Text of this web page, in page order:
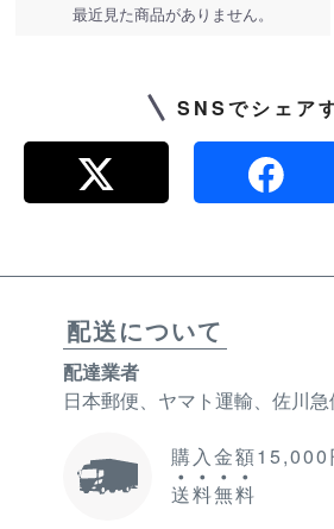
最近見た商品がありません。
SNSでシェア
配送について
配達業者
日本郵便、ヤマト運輸、佐川急
購入金額15,000
送料無料